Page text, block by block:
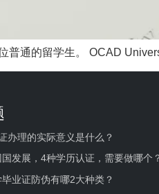
普通的留学生。 OCAD
办理的实际意义是什么？
发展，4种学历认证，需要做哪个
业证防伪有哪2大种类？